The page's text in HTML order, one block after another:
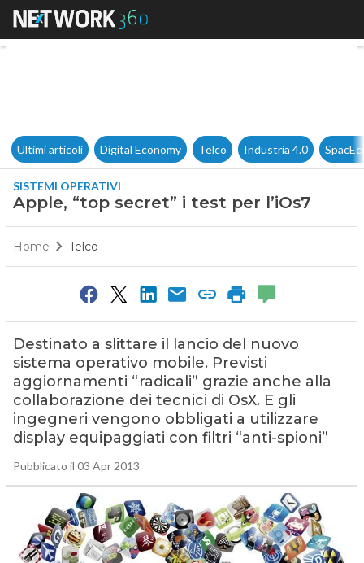
Apple, “top secret” i test per
Ultimi articoli Digital Economy Telco Industria 4.0
SISTEMI OPERATIVI
Apple, “top secret” i test per l’iOs7
Home Telco
Destinato a slittare il lancio del nuovo
sistema operativo mobile. Previsti
aggiornamenti “radicali” grazie anche alla
collaborazione dei tecnici di OsX. E gli
ingegneri vengono obbligati a utilizzare
display equipaggiati con filtri “anti-spioni”
Pubblicato il 03 Apr 2013